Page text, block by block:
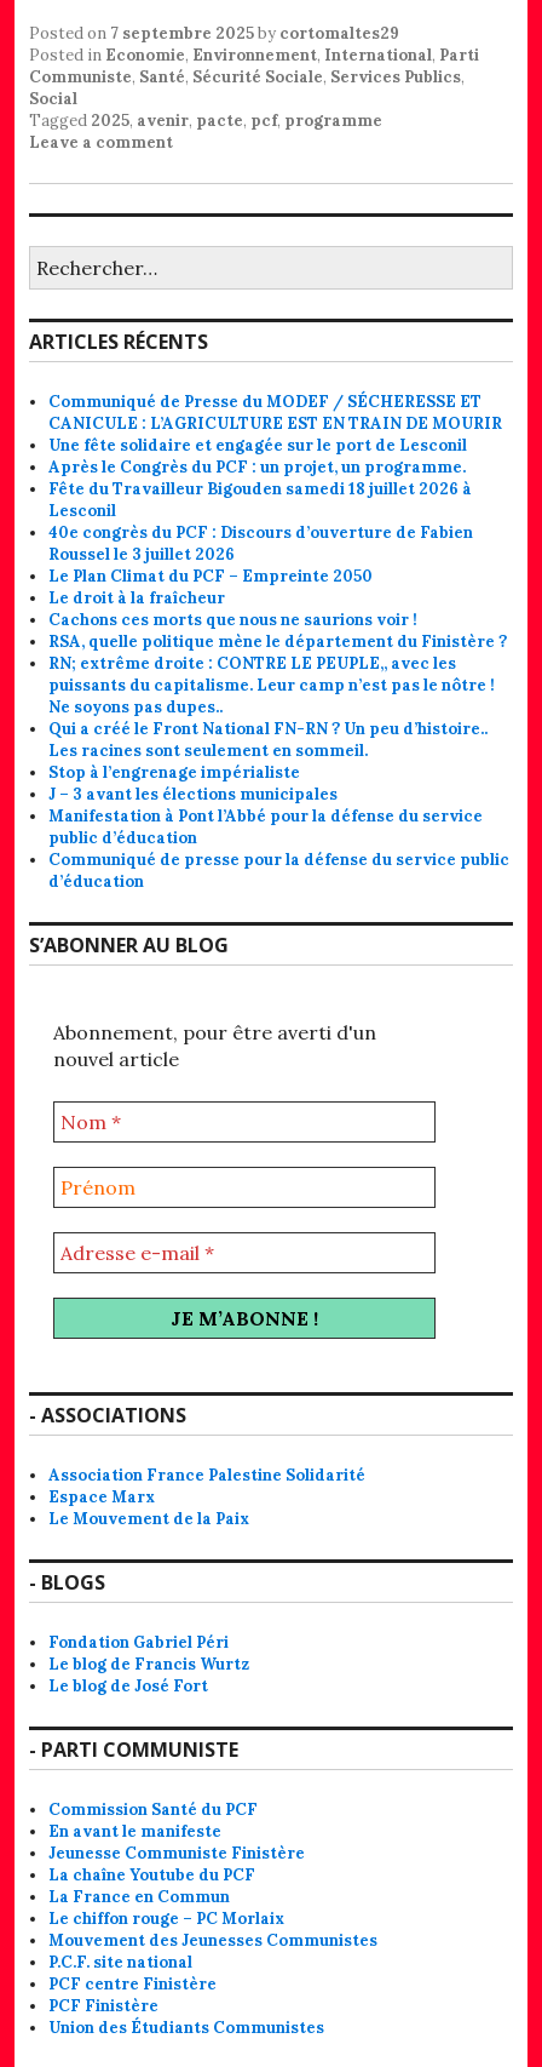
Posted on 7 septembre 2025by cortomaltes29
Posted in Economie, Environnement, International, Parti
Communiste, Santé, Sécurité Sociale, Services Publics,
Social
Tagged 2025, avenir, pacte, pcf, programme
Leave a comment
ARTICLES RÉCENTS
Communiqué de Presse du MODEF / SÉCHERESSE ET
CANICULE : L’AGRICULTURE EST EN TRAIN DE MOURIR
Une fête solidaire et engagée sur le port de Lesconil
Après le Congrès du PCF : un projet, un programme.
Fête du Travailleur Bigouden samedi 18 juillet 2026 à
Lesconil
40e congrès du PCF : Discours d’ouverture de Fabien
Roussel le 3 juillet 2026
Le Plan Climat du PCF – Empreinte 2050
Le droit à la fraîcheur
Cachons ces morts que nous ne saurions voir !
RSA, quelle politique mène le département du Finistère ?
RN; extrême droite : CONTRE LE PEUPLE,, avec les
puissants du capitalisme. Leur camp n’est pas le nôtre !
Ne soyons pas dupes..
Qui a créé le Front National FN-RN ? Un peu d’histoire..
Les racines sont seulement en sommeil.
Stop à l’engrenage impérialiste
J – 3 avant les élections municipales
Manifestation à Pont l’Abbé pour la défense du service
public d’éducation
Communiqué de presse pour la défense du service public
d’éducation
S’ABONNER AU BLOG
Abonnement, pour être averti d'un
nouvel article
- ASSOCIATIONS
Association France Palestine Solidarité
Espace Marx
Le Mouvement de la Paix
- BLOGS
Fondation Gabriel Péri
Le blog de Francis Wurtz
Le blog de José Fort
- PARTI COMMUNISTE
Commission Santé du PCF
En avant le manifeste
Jeunesse Communiste Finistère
La chaîne Youtube du PCF
La France en Commun
Le chiffon rouge – PC Morlaix
Mouvement des Jeunesses Communistes
P.C.F. site national
PCF centre Finistère
PCF Finistère
Union des Étudiants Communistes